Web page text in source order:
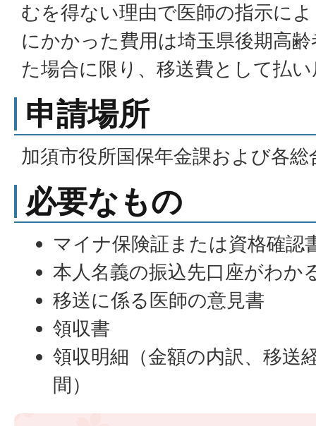
むを得ない理由で医師の指示に
にかかった費用は埼玉県後期高
た場合に限り、移送費として払
申請場所
加須市役所国保年金課および各
必要なもの
マイナ保険証または資格確認
本人名義の振込先口座がわか
移送に係る医師の意見書
領収書
領収明細（金額の内訳、移送
間）